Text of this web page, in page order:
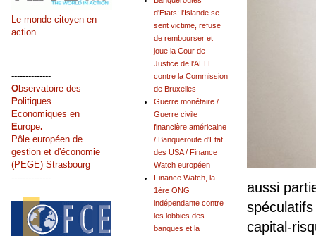
aussi
capital-
d'Etats: l'Islande se
sent victime, refuse
de rembourser et
joue la Cour de
Justice de l'AELE
contre la Commission
de Bruxelles
Guerre monétaire /
Guerre civile
financière américaine
/ Banqueroute d'Etat
des USA / Finance
Watch européen
Finance Watch, la
1ère ONG
indépendante contre
les lobbies des
banques et la
Le monde citoyen en
action
--------------
Observatoire des
Politiques
Economiques en
Europe.
Pôle européen de
gestion et d'économie
(PEGE) Strasbourg
--------------